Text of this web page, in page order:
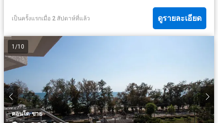
เป็นครั้งแรกเมื่อ 2 สัปดาห์ที่แล้ว ดูรายละเอียด
1 /10
คอนโด·ขาย